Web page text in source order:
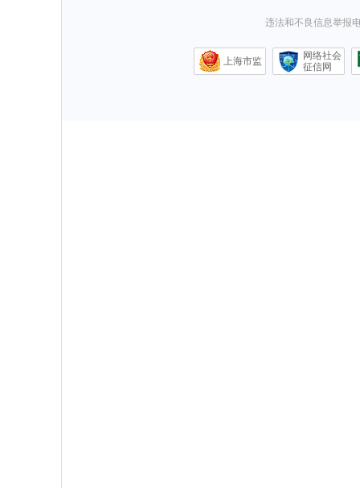
违法和不良信息举报
上海市监
网络社会
征信网